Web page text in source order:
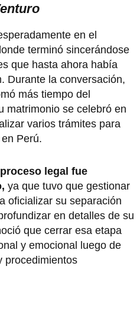
en el
terminó sincerándose
que hasta ahora había
Durante la conversación,
más tiempo del
matrimonio se celebró en
varios trámites para
Perú.
proceso legal fue
ya que tuvo que gestionar
oficializar su separación
en detalles de su
que cerrar esa etapa
y emocional luego de
procedimientos